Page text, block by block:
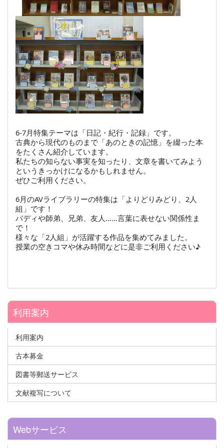
6-7月特集テーマは「日記・紀行・記録」です。
古典から現代のものまで「あのときの記憶」を綴った本
をたくさん紹介しています。
私たちの知らない事実を知ったり、文章を書いてみよう
というきっかけになるかもしれません。
ぜひご利用ください。
6月のAVライブラリーの特集は「よりどりみどり、2人
組」です！
バディや師弟、兄弟、友人……言葉に表せない関係性ま
で！
様々な「2人組」が活躍する作品を集めてみました。
授業の空きコマや休み時間などに是非ご利用ください♪
利用案内
利用案内
古本募金
図書等郵送サービス
文献複写について
Webサービス